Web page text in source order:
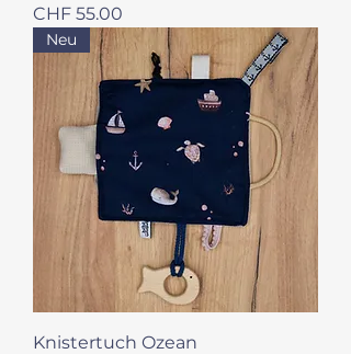
Preis
CHF 55.00
Neu
Knistertuch Ozean